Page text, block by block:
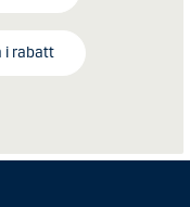
i rabatt